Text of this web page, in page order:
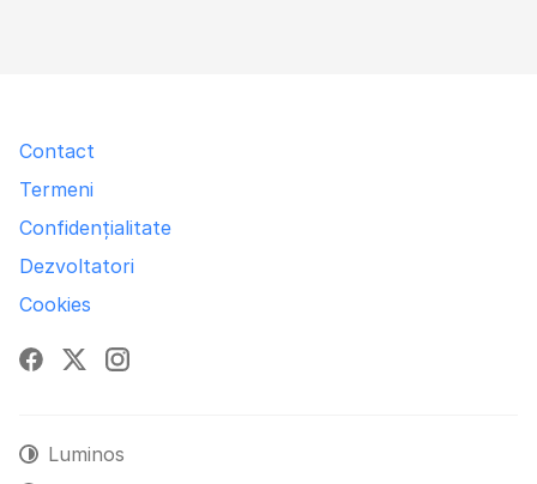
Contact
Termeni
Confidențialitate
Dezvoltatori
Cookies
Facebook
X Instagram
Luminos